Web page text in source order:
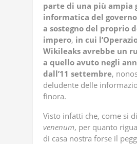
parte di una più ampia
informatica del governo
a sostegno del proprio
impero, in cui
Wikileaks avrebbe un
a quello avuto negli
dall’11 settembre,
deludente delle
finora.
Visto infatti che, come si
venenum, per quanto
di casa nostra forse il